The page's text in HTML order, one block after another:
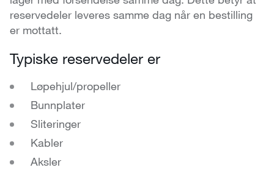
reservedeler leveres samme dag når en bestilling
er mottatt.
Typiske reservedeler er
Løpehjul/propeller
Bunnplater
Sliteringer
Kabler
Aksler